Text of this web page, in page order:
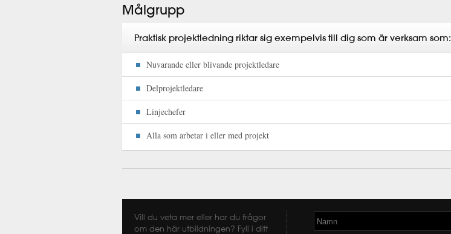
Målgrupp
Praktisk projektledning riktar sig exempelvis till dig som är verksam som:
Nuvarande eller blivande projektledare
Delprojektledare
Linjechefer
Alla som arbetar i eller med projekt
Vill du veta mer eller har du frågor
om den här utbildningen? Fyll i ditt